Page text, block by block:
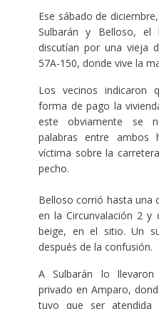
Ese sábado de
Sulbarán y Belloso, el
discutían por una vieja
57A-150, donde vive la
Los vecinos indicaron
forma de pago la
este obviamente se
palabras entre ambos
víctima sobre la
pecho.
Belloso corrió hasta una
en la Circunvalación 2 y
beige, en el sitio. Un
después de la confusión.
A Sulbarán lo
privado en Amparo,
tuvo que ser atendida